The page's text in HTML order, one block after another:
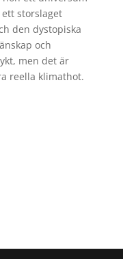
storslaget
den dystopiska
och
men det är
reella klimathot.